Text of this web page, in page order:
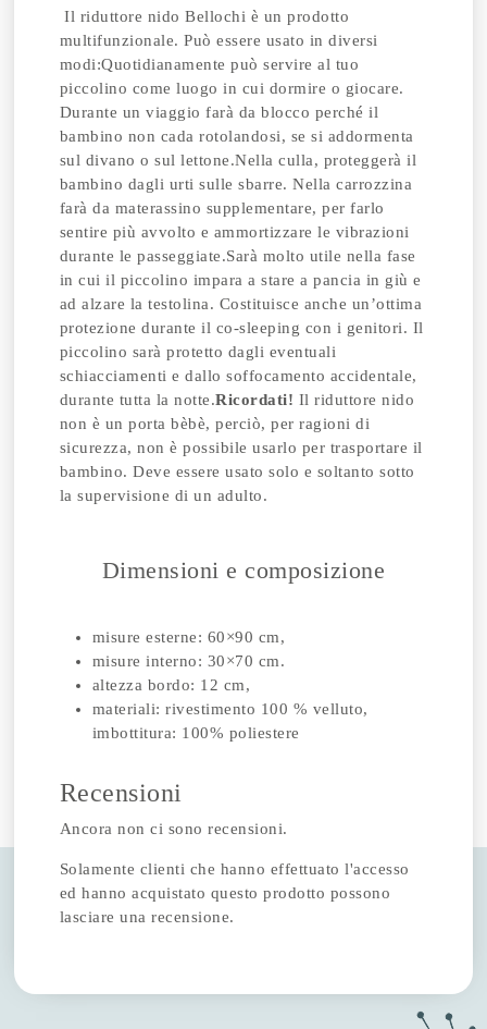
Il riduttore nido Bellochi è un prodotto
multifunzionale. Può essere usato in diversi
modi:Quotidianamente può servire al tuo
piccolino come luogo in cui dormire o giocare.
Durante un viaggio farà da blocco perché il
bambino non cada rotolandosi, se si addormenta
sul divano o sul lettone.Nella culla, proteggerà il
bambino dagli urti sulle sbarre. Nella carrozzina
farà da materassino supplementare, per farlo
sentire più avvolto e ammortizzare le vibrazioni
durante le passeggiate.Sarà molto utile nella fase
in cui il piccolino impara a stare a pancia in giù e
ad alzare la testolina. Costituisce anche un’ottima
protezione durante il co-sleeping con i genitori. Il
piccolino sarà protetto dagli eventuali
schiacciamenti e dallo soffocamento accidentale,
durante tutta la notte.Ricordati! Il riduttore nido
non è un porta bèbè, perciò, per ragioni di
sicurezza, non è possibile usarlo per trasportare il
bambino. Deve essere usato solo e soltanto sotto
la supervisione di un adulto.
Dimensioni e composizione
misure esterne: 60×90 cm,
misure interno: 30×70 cm.
altezza bordo: 12 cm,
materiali: rivestimento 100 % velluto,
imbottitura: 100% poliestere
Recensioni
Ancora non ci sono recensioni.
Solamente clienti che hanno effettuato l'accesso
ed hanno acquistato questo prodotto possono
lasciare una recensione.